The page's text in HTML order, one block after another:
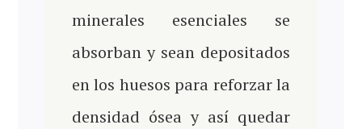
minerales esenciales se
absorban y sean depositados
en los huesos para reforzar la
densidad ósea y así quedar